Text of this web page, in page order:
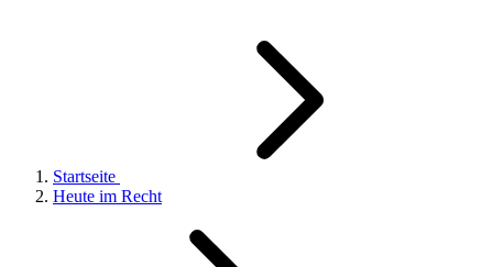
Startseite
Heute im Recht